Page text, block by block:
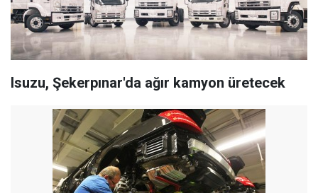
Isuzu, Şekerpınar'da ağır kamyon üretecek